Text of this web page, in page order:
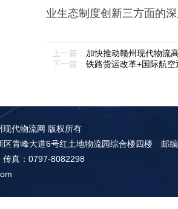
业生态制度创新三方面的
上一篇： 加快推动赣州现代物流
下一篇： 铁路货运改革+国际航
代物流网 版权所有
区青峰大道6号红土地物流园综合楼四楼 邮
真：0797-8082298